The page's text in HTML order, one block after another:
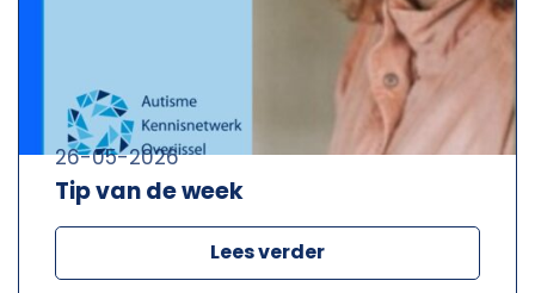
Tip van de week
26-05-2026
Lees verder